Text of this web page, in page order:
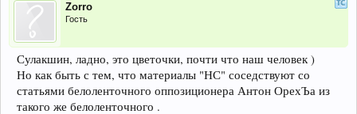
Zorro
Гость
Сулакшин, ладно, это цветочки, почти что наш человек )
Но как быть с тем, что материалы "НС" соседствуют со
статьями белоленточного оппозиционера Антон ОрехЪа из
такого же белоленточного .